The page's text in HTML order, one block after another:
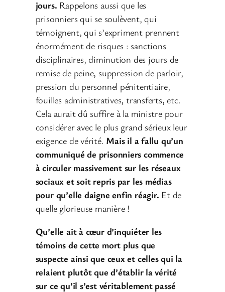
jours. Rappelons aussi que les
prisonniers qui se soulèvent, qui
témoignent, qui s’expriment prennent
énormément de risques : sanctions
disciplinaires, diminution des jours de
remise de peine, suppression de parloir,
pression du personnel pénitentiaire,
fouilles administratives, transferts, etc.
Cela aurait dû suffire à la ministre pour
considérer avec le plus grand sérieux leur
exigence de vérité. Mais il a fallu qu’un
communiqué de prisonniers commence
à circuler massivement sur les réseaux
sociaux et soit repris par les médias
pour qu’elle daigne enfin réagir. Et de
quelle glorieuse manière !
Qu’elle ait à cœur d’inquiéter les
témoins de cette mort plus que
suspecte ainsi que ceux et celles qui la
relaient plutôt que d’établir la vérité
sur ce qu’il s’est véritablement passé